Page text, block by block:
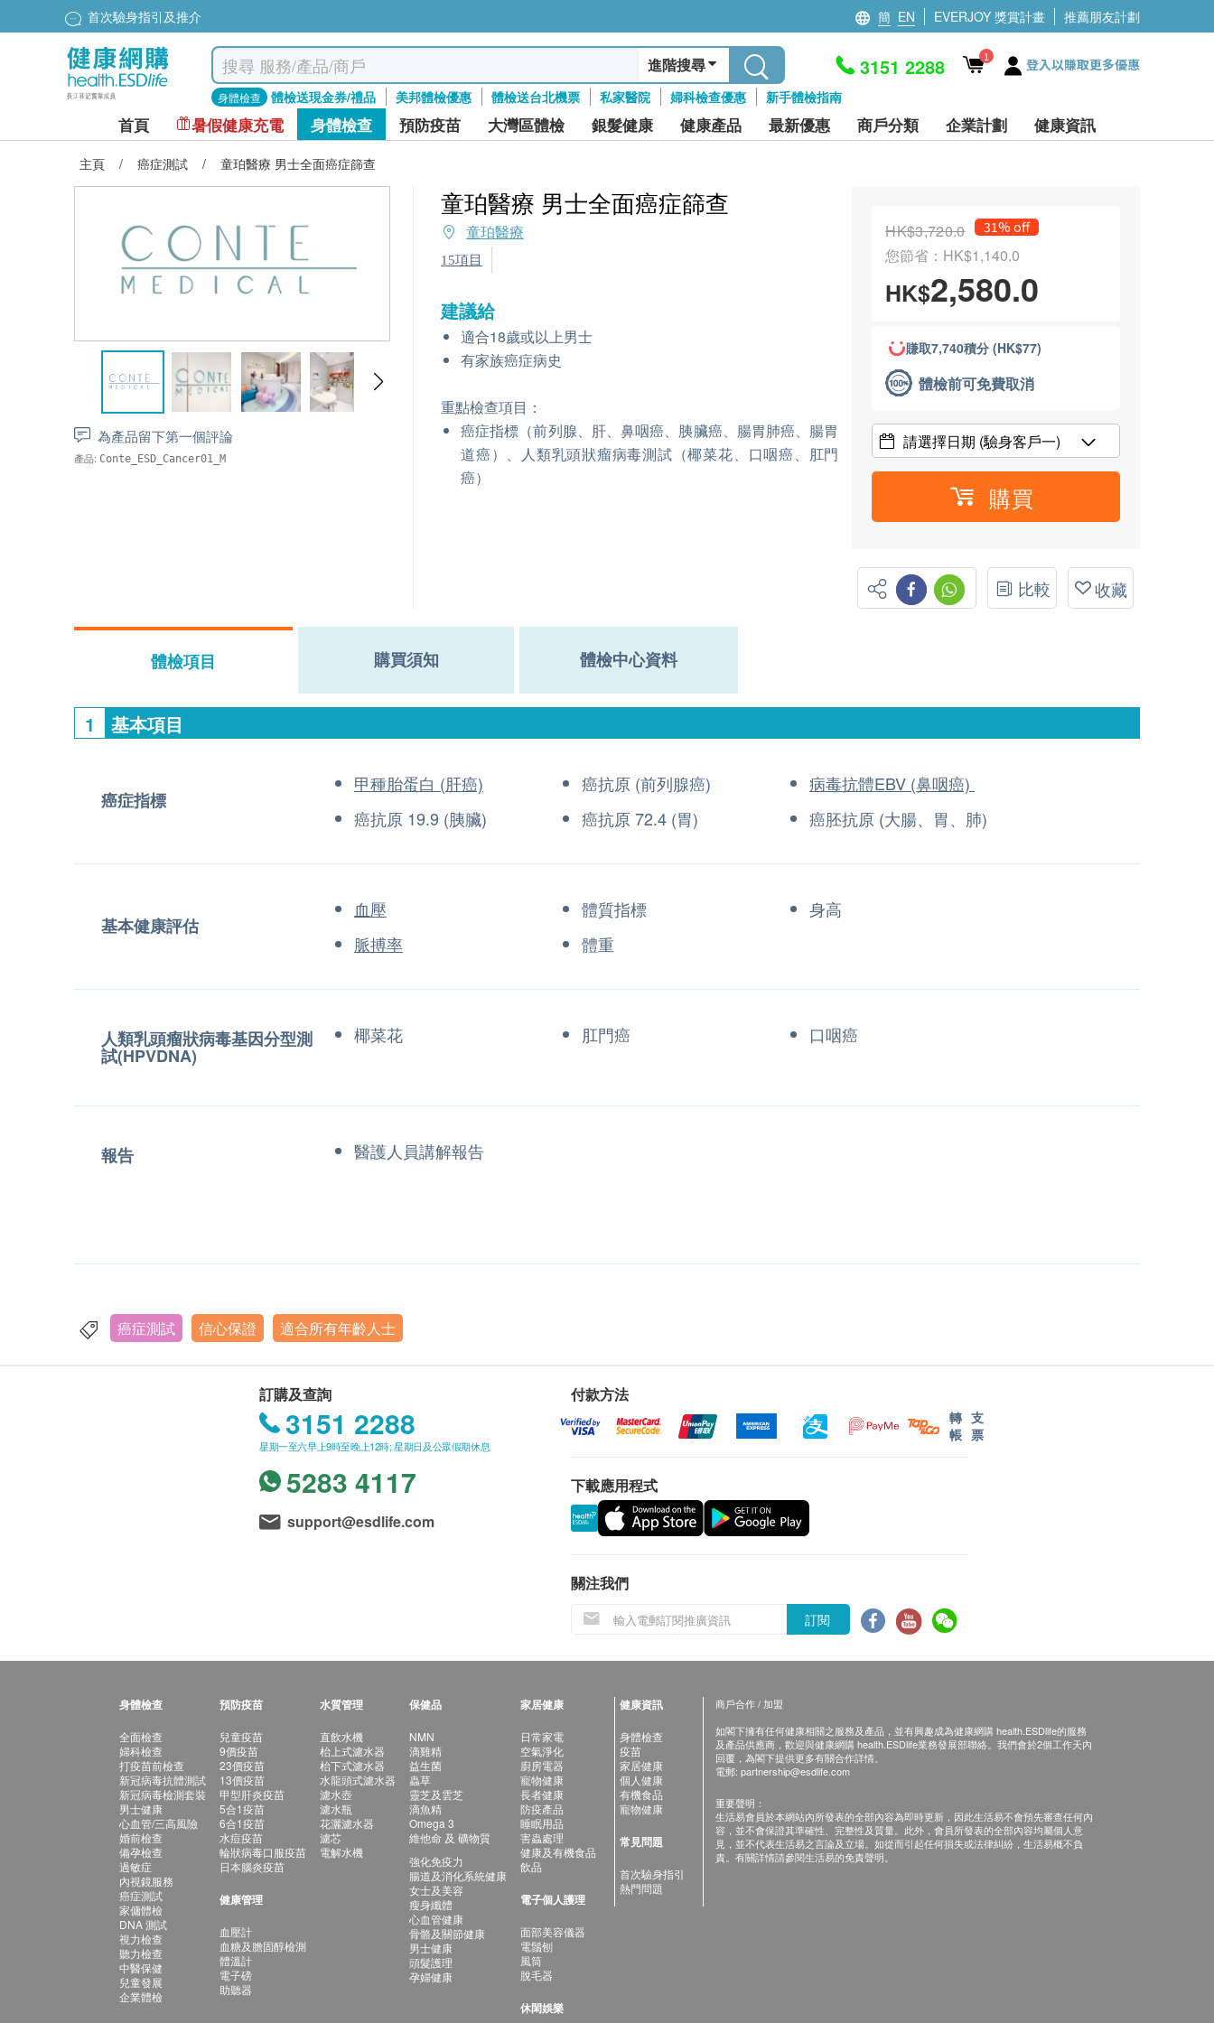
首次驗身指引及推介 簡 EN EVERJOY 獎賞計畫 推薦朋友計劃
進階搜尋
身體檢查 體檢送現金券/禮品 美邦體檢優惠 體檢送台北機票 私家醫院 婦科檢查優惠 新手體檢指南
3151 2288 1 登入以賺取更多優惠
首頁 暑假健康充電 身體檢查 預防疫苗 大灣區體檢 銀髮健康 健康產品 最新優惠 商戶分類 企業計劃 健康資訊
主頁 / 癌症測試 / 童珀醫療 男士全面癌症篩查
為產品留下第一個評論
產品: Conte_ESD_Cancer01_M
童珀醫療 男士全面癌症篩查
童珀醫療
15項目
建議給
適合18歲或以上男士
有家族癌症病史
重點檢查項目：
癌症指標（前列腺、肝、鼻咽癌、胰臟癌、腸胃肺癌、腸胃
道癌）、人類乳頭狀瘤病毒測試（椰菜花、口咽癌、肛門
癌）
HK$3,720.0 31% off
您節省：HK$1,140.0
HK$2,580.0
賺取7,740積分 (HK$77)
體檢前可免費取消
請選擇日期 (驗身客戶一)
購買
比較 收藏
體檢項目 購買須知 體檢中心資料
1 基本項目
癌症指標
甲種胎蛋白 (肝癌) 癌抗原 (前列腺癌)
病毒抗體EBV (鼻咽癌)
癌抗原 19.9 (胰臟)
癌抗原 72.4 (胃) 癌胚抗原 (大腸、胃、肺)
基本健康評估
血壓 體質指標
身高
脈搏率
體重
人類乳頭瘤狀病毒基因分型測
試(HPVDNA)
椰菜花 肛門癌 口咽癌
報告 醫護人員講解報告
癌症測試 信心保證 適合所有年齡人士
訂購及查詢
3151 2288
星期一至六早上9時至晚上12時; 星期日及公眾假期休息
5283 4117
support@esdlife.com
付款方法
轉
帳
支
票
下載應用程式
關注我們
訂閱
身體檢查
全面檢查
婦科檢查
打疫苗前檢查
新冠病毒抗體測試
新冠病毒檢測套裝
男士健康
心血管/三高風險
婚前檢查
備孕檢查
過敏症
內視鏡服務
癌症測試
家傭體檢
DNA 測試
視力檢查
聽力檢查
中醫保健
兒童發展
企業體檢
預防疫苗
兒童疫苗
9價疫苗
23價疫苗
13價疫苗
甲型肝炎疫苗
5合1疫苗
6合1疫苗
水痘疫苗
輪狀病毒口服疫苗
日本腦炎疫苗
健康管理
血壓計
血糖及膽固醇檢測
體溫計
電子磅
助聽器
水質管理
直飲水機
枱上式濾水器
枱下式濾水器
水龍頭式濾水器
濾水壺
濾水瓶
花灑濾水器
濾芯
電解水機
保健品
NMN
滴雞精
益生菌
蟲草
靈芝及雲芝
滴魚精
Omega 3
維他命 及 礦物質
強化免疫力
腸道及消化系統健康
女士及美容
瘦身纖體
心血管健康
骨骼及關節健康
男士健康
頭髮護理
孕婦健康
家居健康
日常家電
空氣淨化
廚房電器
寵物健康
長者健康
防疫產品
睡眠用品
害蟲處理
健康及有機食品
飲品
電子個人護理
面部美容儀器
電鬚刨
風筒
脫毛器
休閑娛樂
健康資訊
身體檢查
疫苗
家居健康
個人健康
有機食品
寵物健康
常見問題
首次驗身指引
熱門問題
商戶合作 / 加盟
如閣下擁有任何健康相關之服務及產品，並有興趣成為健康網購 health.ESDlife的服務
及產品供應商，歡迎與健康網購 health.ESDlife業務發展部聯絡。我們會於2個工作天內
回覆，為閣下提供更多有關合作詳情。
電郵: partnership@esdlife.com
重要聲明：
生活易會員於本網站內所發表的全部內容為即時更新，因此生活易不會預先審查任何內
容，並不會保證其準確性、完整性及質量。此外，會員所發表的全部內容均屬個人意
見，並不代表生活易之言論及立場。如從而引起任何損失或法律糾紛，生活易概不負
責。有關詳情請參閱生活易的免責聲明。